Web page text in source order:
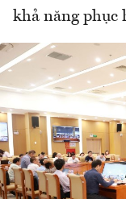
khả năng phục